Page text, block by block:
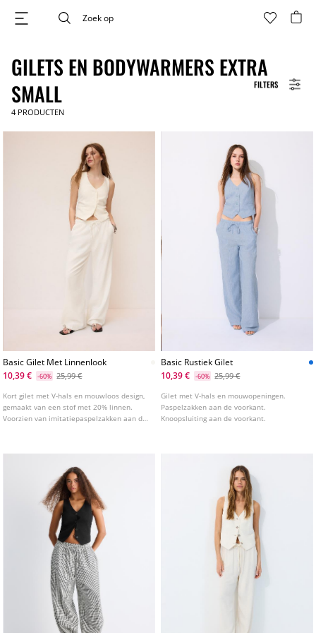
FILTERS
GILETS EN BODYWARMERS EXTRA
SMALL
4 PRODUCTEN
Basic Gilet Met Linnenlook
10,39 €
-60% 25,99 €
Kort gilet met V-hals en mouwloos design,
gemaakt van een stof met 20% linnen.
Voorzien van imitatiepaspelzakken aan de
Basic Rustiek Gilet
10,39 €
-60% 25,99 €
Gilet met V-hals en mouwopeningen.
Paspelzakken aan de voorkant.
Knoopsluiting aan de voorkant.